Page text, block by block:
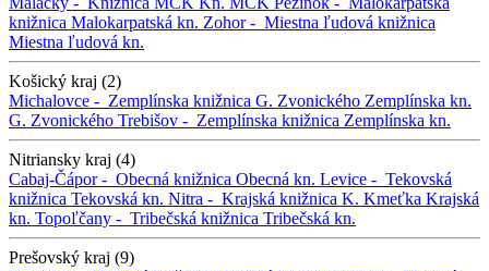
knižnica Malokarpatská kn. Zohor - Miestna ľudová knižnica
Miestna ľudová kn.
Košický kraj (2)
Michalovce - Zemplínska knižnica G. Zvonického Zemplínska kn.
G. Zvonického Trebišov - Zemplínska knižnica Zemplínska kn.
Nitriansky kraj (4)
Cabaj-Čápor - Obecná knižnica Obecná kn. Levice - Tekovská
knižnica Tekovská kn. Nitra - Krajská knižnica K. Kmeťka Krajská
kn. Topoľčany - Tribečská knižnica Tribečská kn.
Prešovský kraj (9)